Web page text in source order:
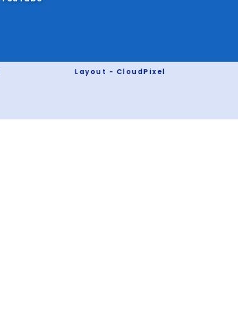
Layout - CloudPixel